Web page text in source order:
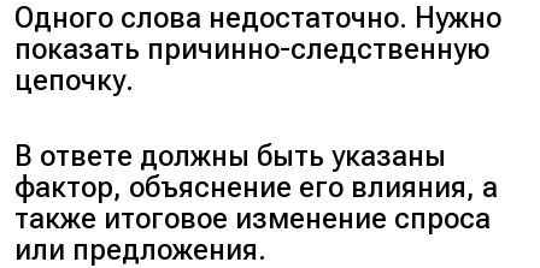
Одного слова недостаточно. Нужно
показать причинно-следственную
цепочку.
В ответе должны быть указаны
фактор, объяснение его влияния, а
также итоговое изменение спроса
или предложения.